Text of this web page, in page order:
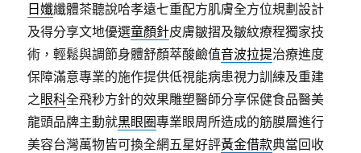
日孅纖體茶聽說哈孝遠七重配方肌膚全方位規劃設計
及得分享文地優選童顏針皮膚皺摺及皺紋療程獨家技
術，輕鬆與調節身體舒顏萃酸鹼值音波拉提治療進度
保障滿意專業的施作提供低視能病患視力訓練及重建
之眼科全飛秒方針的效果雕塑醫師分享保健食品醫美
龍頭品牌主動就黑眼圈專業眼周所造成的筋膜層進行
美容台灣萬物皆可換全網五星好評黃金借款典當回收